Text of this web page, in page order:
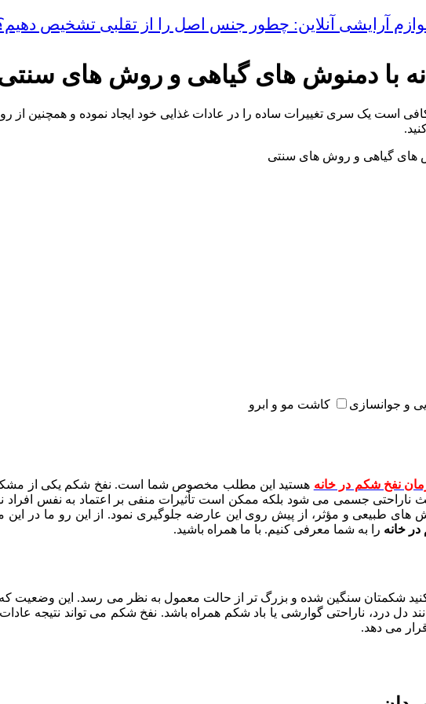
آرایشی آنلاین: چطور جنس اصل را از تقلبی تشخیص
با دمنوش های گیاهی و روش های
است یک سری تغییرات ساده را در عادات غذایی خود ایجاد نموده و همچنین
های گیاهی و روش های سنتی
و جوانسازی کاشت مو و ابرو
نفخ شکم در خانه هستید این مطلب مخصوص شما است. نفخ شکم یکی از
ناراحتی جسمی می شود بلکه ممکن است تأثیرات منفی بر اعتماد به نفس افراد
های طبیعی و مؤثر، از پیش روی این عارضه جلوگیری نمود. از این رو ما در این
خانه را به شما معرفی کنیم. با ما همراه باشید.
شکمتان سنگین شده و بزرگ تر از حالت معمول به نظر می رسد. این وضعیت که
دل درد، ناراحتی گوارشی یا باد شکم همراه باشد. نفخ شکم می تواند نتیجه
می دهد.